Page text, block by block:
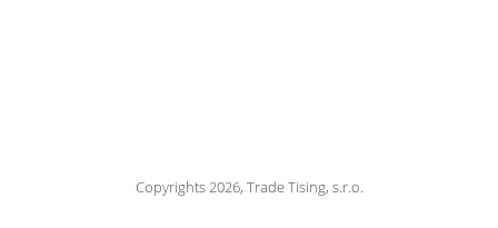
Copyrights 2026, Trade Tising, s.r.o.